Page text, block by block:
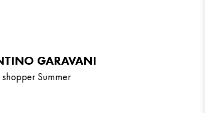
GARAVANI
Summer